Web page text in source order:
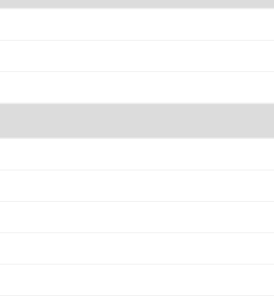
ザインが施されている等)
よって、商品の色味が若干異なる場合がございます。予めご了承ください。
等により、お客様にご迷惑をお掛けしてしまう場合がございます。その